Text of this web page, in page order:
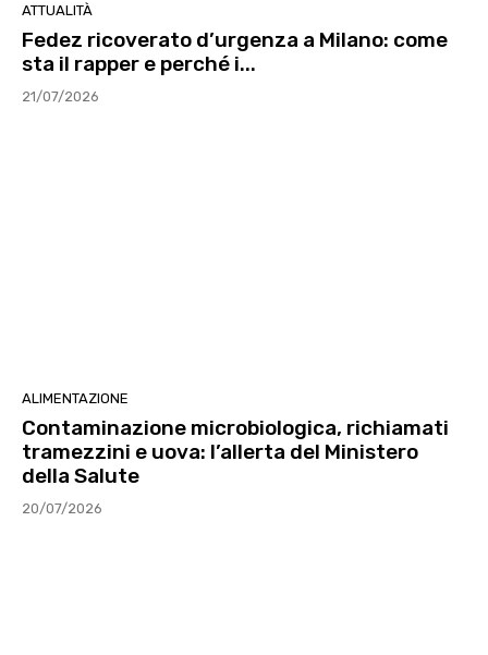
ATTUALITÀ
Fedez ricoverato d’urgenza a Milano: come
sta il rapper e perché i...
21/07/2026
ALIMENTAZIONE
Contaminazione microbiologica, richiamati
tramezzini e uova: l’allerta del Ministero
della Salute
20/07/2026